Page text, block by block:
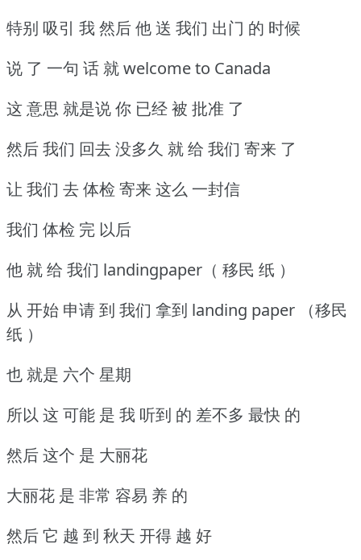
特别 吸引 我 然后 他 送 我们 出门 的 时候
说 了 一句 话 就 welcome to Canada
这 意思 就是说 你 已经 被 批准 了
然后 我们 回去 没多久 就 给 我们 寄来 了
让 我们 去 体检 寄来 这么 一封信
我们 体检 完 以后
他 就 给 我们 landingpaper（ 移民 纸 ）
从 开始 申请 到 我们 拿到 landing paper （移民
纸 ）
也 就是 六个 星期
所以 这 可能 是 我 听到 的 差不多 最快 的
然后 这个 是 大丽花
大丽花 是 非常 容易 养 的
然后 它 越 到 秋天 开得 越 好